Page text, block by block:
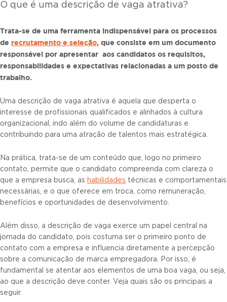
O que é uma descrição de vaga atrativa?
Trata-se de uma ferramenta indispensável para os processos
de recrutamento e seleção, que consiste em um documento
responsável por apresentar aos candidatos os requisitos,
responsabilidades e expectativas relacionadas a um posto de
trabalho.
Uma descrição de vaga atrativa é aquela que desperta o
interesse de profissionais qualificados e alinhados à cultura
organizacional, indo além do volume de candidaturas e
contribuindo para uma atração de talentos mais estratégica.
Na prática, trata-se de um conteúdo que, logo no primeiro
contato, permite que o candidato compreenda com clareza o
que a empresa busca, as habilidades técnicas e comportamentais
necessárias, e o que oferece em troca, como remuneração,
benefícios e oportunidades de desenvolvimento.
Além disso, a descrição de vaga exerce um papel central na
jornada do candidato, pois costuma ser o primeiro ponto de
contato com a empresa e influencia diretamente a percepção
sobre a comunicação de marca empregadora. Por isso, é
fundamental se atentar aos elementos de uma boa vaga, ou seja,
ao que a descrição deve conter. Veja quais são os principais a
seguir.